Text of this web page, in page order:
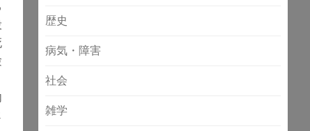
歴史
病気・障害
社会
雑学